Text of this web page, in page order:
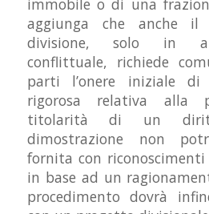
immobile o di una
aggiunga che anche il
divisione, solo in
conflittuale, richiede
parti l’onere iniziale
rigorosa relativa alla
titolarità di un
dimostrazione non
fornita con
in base ad un
procedimento dovrà